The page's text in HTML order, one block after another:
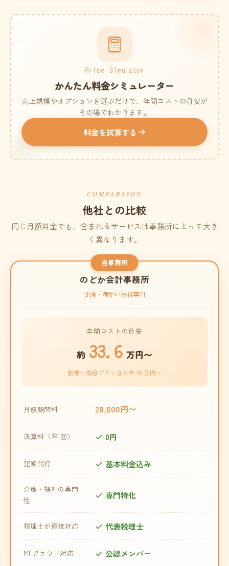
Price Simulator
かんたん料金シミュレーター
売上規模やオプションを選ぶだけで、年間コストの目安が
その場でわかります。
料金を試算する
COMPARISON
他社との比較
同じ月額料金でも、含まれるサービスは事務所によって大き
く異なります。
当事務所
のどか会計事務所
介護・障がい福祉専門
年間コストの目安
約 33.6 万円〜
創業一期目プランなら年 18 万円〜
月額顧問料 28,000円〜
決算料（年1回） 0円
記帳代行 基本料金込み
介護・福祉の専門
性
専門特化
税理士が直接対応 代表税理士
MFクラウド対応 公認メンバー